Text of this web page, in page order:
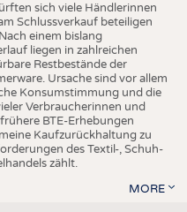
sich viele Händlerinnen
Schlussverkauf beteiligen
einem bislang
liegen in zahlreichen
Restbestände der
Ursache sind vor allem
Konsumstimmung und die
Verbraucherinnen und
BTE-Erhebungen
Kaufzurückhaltung zu
des Textil-, Schuh-
zählt.
MORE